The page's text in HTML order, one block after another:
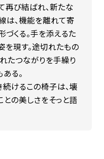
再び結ばれ、新たな
は、機能を離れて寄
くる。手を添えるた
を現す。途切れたもの
たつながりを手繰り
る。
る――この椅子は、壊
との美しさをそっと語